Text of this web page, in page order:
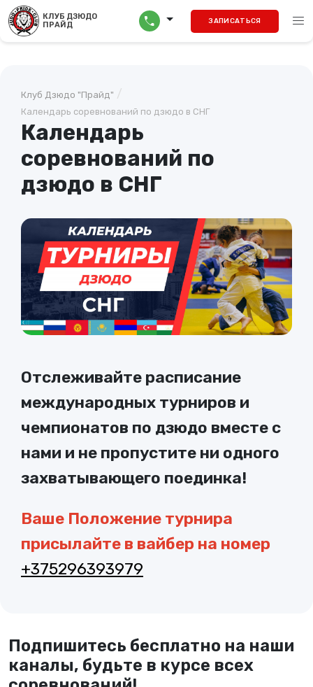
КЛУБ ДЗЮДО
ПРАЙД
call ЗАПИСАТЬСЯ menu
Клуб Дзюдо "Прайд" /
Календарь соревнований по дзюдо в СНГ
Календарь
соревнований по
дзюдо в СНГ
Отслеживайте расписание
международных турниров и
чемпионатов по дзюдо вместе с
нами и не пропустите ни одного
захватывающего поединка!
Ваше Положение турнира
присылайте в вайбер на номер
+375296393979
Подпишитесь бесплатно на наши
каналы, будьте в курсе всех